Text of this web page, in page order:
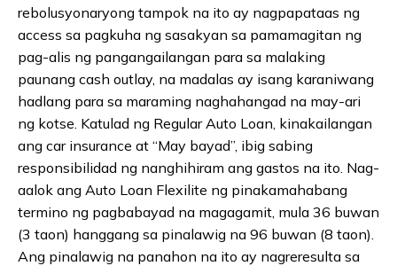
rebolusyonaryong tampok na ito ay nagpapataas ng
access sa pagkuha ng sasakyan sa pamamagitan ng
pag-alis ng pangangailangan para sa malaking
paunang cash outlay, na madalas ay isang karaniwang
hadlang para sa maraming naghahangad na may-ari
ng kotse. Katulad ng Regular Auto Loan, kinakailangan
ang car insurance at “May bayad”, ibig sabing
responsibilidad ng nanghihiram ang gastos na ito. Nag-
aalok ang Auto Loan Flexilite ng pinakamahabang
termino ng pagbabayad na magagamit, mula 36 buwan
(3 taon) hanggang sa pinalawig na 96 buwan (8 taon).
Ang pinalawig na panahon na ito ay nagreresulta sa